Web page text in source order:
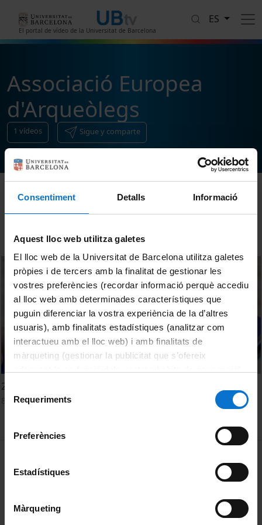
Consentiment Detalls Informació
Aquest lloc web utilitza galetes
El lloc web de la Universitat de Barcelona utilitza galetes
pròpies i de tercers amb la finalitat de gestionar les
vostres preferències (recordar informació perquè accediu
al lloc web amb determinades característiques que
puguin diferenciar la vostra experiència de la d’altres
usuaris), amb finalitats estadístiques (analitzar com
interactueu amb el lloc web) i amb finalitats de
màrqueting (gestionar la publicitat que s’ofereix
consultar laPolítica de galetes del lloc web de la
Selecció
Requeriments
Preferències
Estadístiques
Màrqueting
El portal de vídeo de la Universitat de Barcelona
ES
Associació Europea
d'Arqueòlegs
1 vídeos Sigue y comparte
24a reunió anual de l'Associació Europea d'Arqueòlegs
8 Septiembre, 2018
Política de Cookies
Privacidad y términos